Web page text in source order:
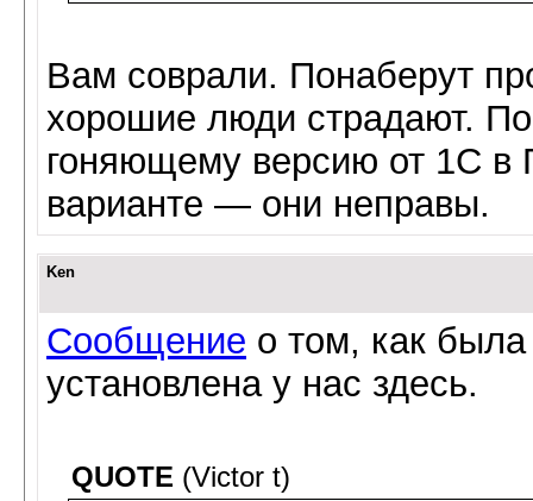
Вам соврали. Понаберут
хорошие люди страдают.
гоняющему версию от
варианте — они неправы.
Ken
Сообщение о том, как
установлена у нас здесь.
QUOTE (Victor t)